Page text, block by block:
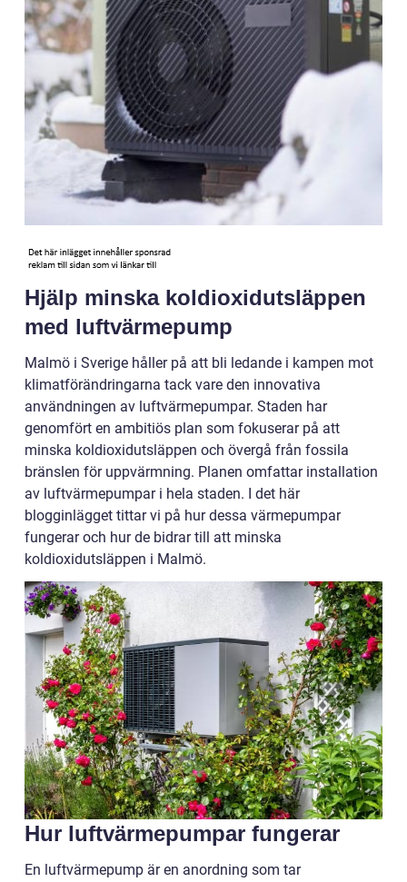
Hjälp minska koldioxidutsläppen
med luftvärmepump
Malmö i Sverige håller på att bli ledande i kampen mot
klimatförändringarna tack vare den innovativa
användningen av luftvärmepumpar. Staden har
genomfört en ambitiös plan som fokuserar på att
minska koldioxidutsläppen och övergå från fossila
bränslen för uppvärmning. Planen omfattar installation
av luftvärmepumpar i hela staden. I det här
blogginlägget tittar vi på hur dessa värmepumpar
fungerar och hur de bidrar till att minska
koldioxidutsläppen i Malmö.
Hur luftvärmepumpar fungerar
En luftvärmepump är en anordning som tar